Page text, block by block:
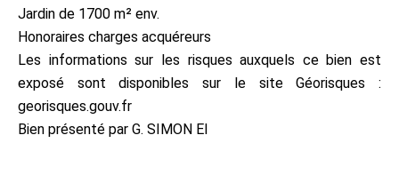
Jardin de 1700 m² env.
Honoraires charges acquéreurs
Les informations sur les risques auxquels ce bien est
exposé sont disponibles sur le site Géorisques :
georisques.gouv.fr
Bien présenté par G. SIMON EI